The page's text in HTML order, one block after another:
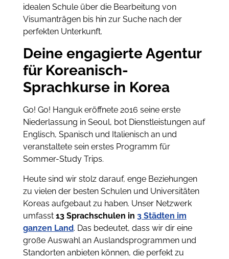
idealen Schule über die Bearbeitung von
Visumanträgen bis hin zur Suche nach der
perfekten Unterkunft.
Deine engagierte Agentur
für Koreanisch-
Sprachkurse in Korea
Go! Go! Hanguk eröffnete 2016 seine erste
Niederlassung in Seoul, bot Dienstleistungen auf
Englisch, Spanisch und Italienisch an und
veranstaltete sein erstes Programm für
Sommer-Study Trips.
Heute sind wir stolz darauf, enge Beziehungen
zu vielen der besten Schulen und Universitäten
Koreas aufgebaut zu haben. Unser Netzwerk
umfasst 13 Sprachschulen in 3 Städten im
ganzen Land. Das bedeutet, dass wir dir eine
große Auswahl an Auslandsprogrammen und
Standorten anbieten können, die perfekt zu